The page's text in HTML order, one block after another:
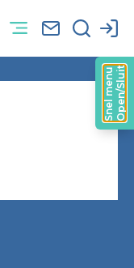
Open/Sluit
Snel menu